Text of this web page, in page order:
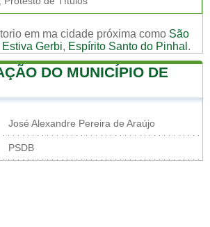
em ma cidade próxima como São
Estiva Gerbi, Espírito Santo do Pinhal .
DO MUNICÍPIO DE
José Alexandre Pereira de Araújo
PSDB